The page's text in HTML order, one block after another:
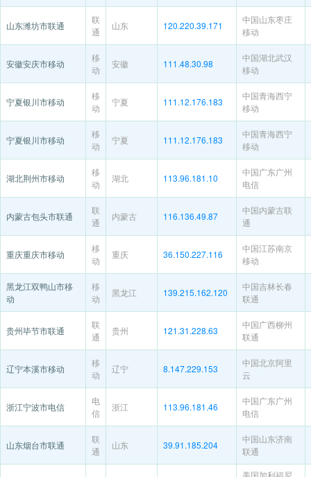
山东潍坊市联通
联
通
山东 120.220.39.171
中国山东枣庄
移动
安徽安庆市移动
移
动
安徽 111.48.30.98
中国湖北武汉
移动
宁夏银川市移动
移
动
宁夏 111.12.176.183
中国青海西宁
移动
宁夏银川市移动
移
动
宁夏 111.12.176.183
中国青海西宁
移动
湖北荆州市移动
移
动
湖北 113.96.181.10
中国广东广州
电信
内蒙古包头市联通
联
通
内蒙古 116.136.49.87
中国内蒙古联
通
重庆重庆市移动
移
动
重庆 36.150.227.116
中国江苏南京
移动
黑龙江双鸭山市移
动
移
动
黑龙江 139.215.162.120
中国吉林长春
联通
贵州毕节市联通
联
通
贵州 121.31.228.63
中国广西柳州
联通
辽宁本溪市移动
移
动
辽宁 8.147.229.153
中国北京阿里
云
浙江宁波市电信
电
信
浙江 113.96.181.46
中国广东广州
电信
山东烟台市联通
联
通
山东 39.91.185.204
中国山东济南
联通
美国加利福尼